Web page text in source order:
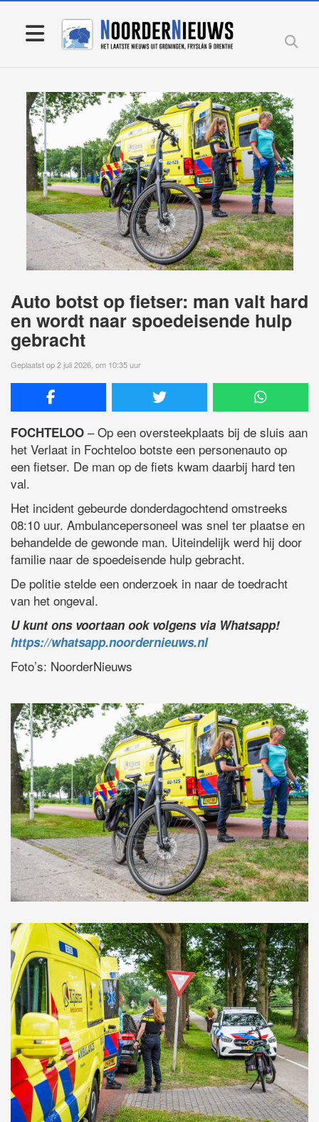
Auto botst op fietser: man valt hard
en wordt naar spoedeisende hulp
gebracht
Geplaatst op 2 juli 2026, om 10:35 uur
FOCHTELOO – Op een oversteekplaats bij de sluis aan
het Verlaat in Fochteloo botste een personenauto op
een fietser. De man op de fiets kwam daarbij hard ten
val.
Het incident gebeurde donderdagochtend omstreeks
08:10 uur. Ambulancepersoneel was snel ter plaatse en
behandelde de gewonde man. Uiteindelijk werd hij door
familie naar de spoedeisende hulp gebracht.
De politie stelde een onderzoek in naar de toedracht
van het ongeval.
U kunt ons voortaan ook volgens via Whatsapp!
https://whatsapp.noordernieuws.nl
Foto’s: NoorderNieuws